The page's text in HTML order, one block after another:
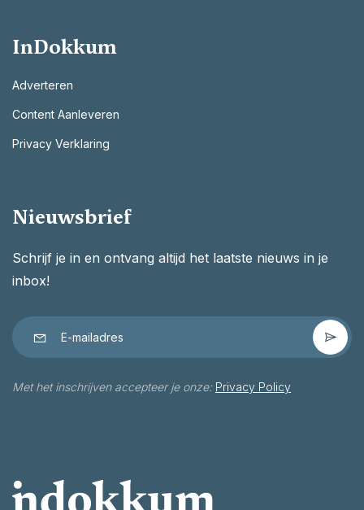
InDokkum
Adverteren
Content Aanleveren
Privacy Verklaring
Nieuwsbrief
Schrijf je in en ontvang altijd het laatste nieuws in je
inbox!
Met het inschrijven accepteer je onze: Privacy Policy